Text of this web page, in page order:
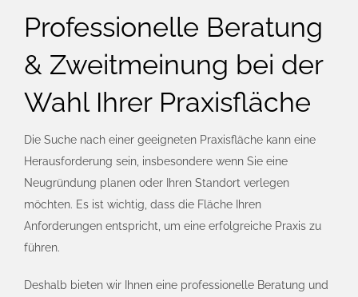
Professionelle Beratung
& Zweitmeinung bei der
Wahl Ihrer Praxisfläche
Die Suche nach einer geeigneten Praxisfläche kann eine
Herausforderung sein, insbesondere wenn Sie eine
Neugründung planen oder Ihren Standort verlegen
möchten. Es ist wichtig, dass die Fläche Ihren
Anforderungen entspricht, um eine erfolgreiche Praxis zu
führen.
Deshalb bieten wir Ihnen eine professionelle Beratung und